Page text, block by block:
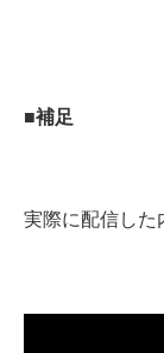
■補足
実際に配信した